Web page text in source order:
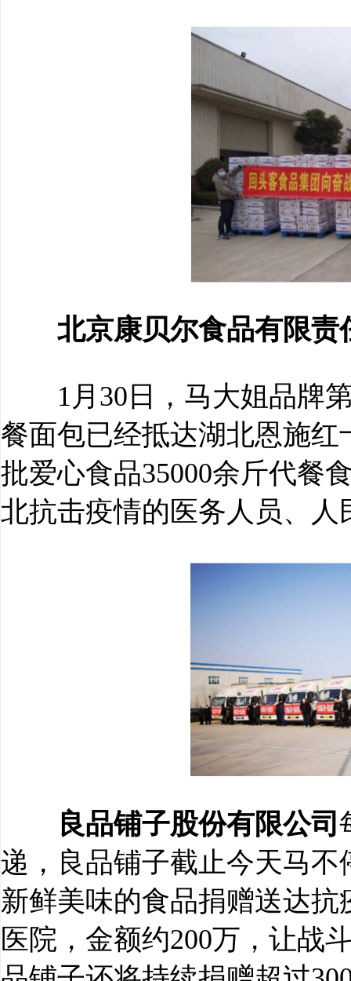
北京康贝尔食品有限责
1月30日，马大姐品牌第
餐面包已经抵达湖北恩施
批爱心食品35000余斤代餐
北抗击疫情的医务人员、
良品铺子股份有限公司
递，良品铺子截止今天马
新鲜美味的食品捐赠送达
医院，金额约200万，让战